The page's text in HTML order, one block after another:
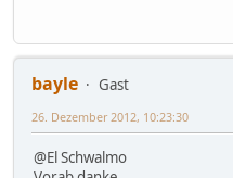
bayle
Gast
26. Dezember 2012, 10:23:30
@El Schwalmo